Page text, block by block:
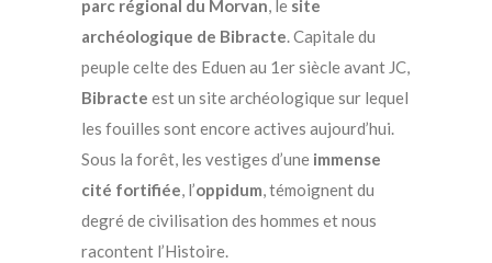
parc régional du Morvan, le site
archéologique de Bibracte. Capitale du
peuple celte des Eduen au 1er siècle avant JC,
Bibracte est un site archéologique sur lequel
les fouilles sont encore actives aujourd’hui.
Sous la forêt, les vestiges d’une immense
cité fortifiée, l’oppidum, témoignent du
degré de civilisation des hommes et nous
racontent l’Histoire.